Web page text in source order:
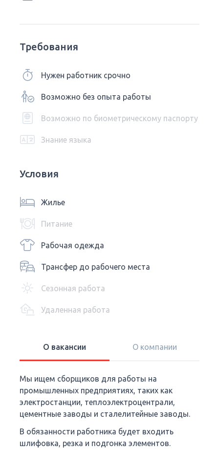
Требования
Нужен работник срочно
Возможно без опыта работы
Возможно по биометрическому паспорту
Знание языка
Условия
Жилье
Питание
Рабочая одежда
Трансфер до рабочего места
Сезонная работа
Удаленная работа
О вакансии О компании
Мы ищем сборщиков для работы на
промышленных предприятиях, таких как
электростанции, теплоэлектроцентрали,
цементные заводы и сталелитейные заводы.
В обязанности работника будет входить
шлифовка, резка и подгонка элементов.